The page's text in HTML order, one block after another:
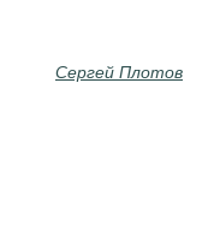
Сергей Плотов